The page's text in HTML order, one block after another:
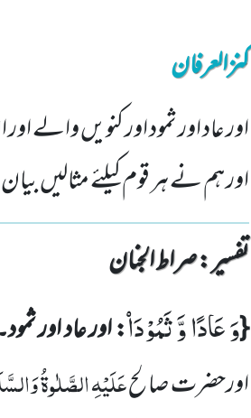
کنزالعرفان
اور عاد اور ثمود اور کنویں
اور ہم نے ہر قوم کیلئے مثالیں
تفسیر : ‎صراط الجنان
{وَ عَادًا وَّ ثَمُوْدَاۡ: اور عاد اور
اورحضرت صالحعَلَیْہِالصَّلٰوۃُ